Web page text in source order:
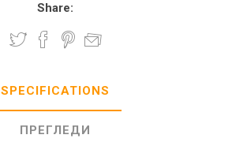
Share:
SPECIFICATIONS
ПРЕГЛЕДИ